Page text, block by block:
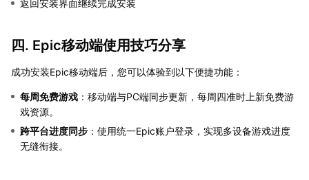
返回安装界面继续完成安装
四. Epic移动端使用技巧分享
成功安装Epic移动端后，您可以体验到以下便捷功能：
每周免费游戏 ：移动端与PC端同步更新，每周四准时上新免费游
戏资源。
跨平台进度同步 ：使用统一Epic账户登录，实现多设备游戏进度
无缝衔接。